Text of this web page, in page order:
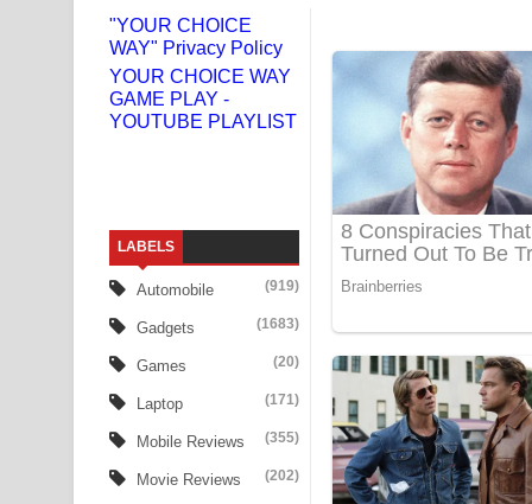
Doni Song Lyrics - දෝණි ගීතයේ පද පෙළ
Benthara Palame Song Lyrics - බෙන්තර පාලමේ
Sanda Babalena Song Lyrics - සඳ බැබලෙන ගීතයේ
Adare Wadi Nisa Song Lyrics - ආදරේ වැඩි නිසා
UNUHUMA Song Lyrics - උණුහුම ගීතයේ පද පෙළ
Tharu Yaye Dilena Song Lyrics - තරු යායේ
Ow Man Sosa Song Lyrics - ඔව් මං සෝසා ගීතයේ
Heavy Weight Song Lyrics
"YOUR CHOICE
WAY" Privacy Policy
YOUR CHOICE WAY
GAME PLAY -
YOUTUBE PLAYLIST
LABELS
Automobile (919)
Gadgets (1683)
Games (20)
Laptop (171)
Mobile Reviews (355)
Movie Reviews (202)